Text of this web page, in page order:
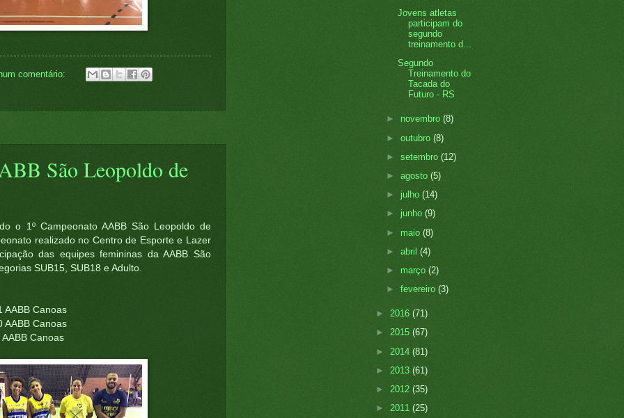
comentário:
São Leopoldo de
o 1º Campeonato AABB São Leopoldo de
realizado no Centro de Esporte e Lazer
das equipes femininas da AABB São
SUB15, SUB18 e Adulto.
AABB Canoas
AABB Canoas
Canoas
Jovens atletas
participam do
segundo
treinamento d...
Segundo
Treinamento do
Tacada do
Futuro - RS
► novembro(8)
►outubro(8)
►setembro(12)
►agosto(5)
► julho(14)
► junho(9)
► maio(8)
►abril(4)
► março(2)
►fevereiro(3)
► 2016 (71)
► 2015 (67)
► 2014 (81)
► 2013 (61)
► 2012 (35)
► 2011 (25)